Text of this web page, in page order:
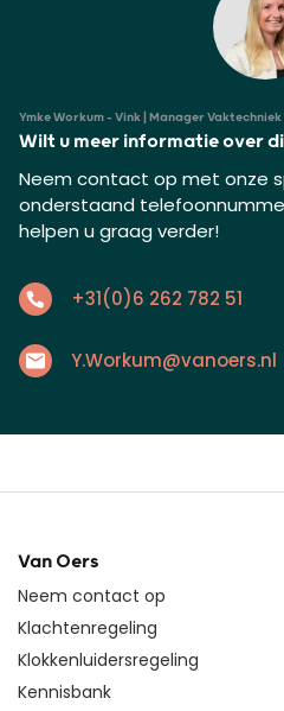
Ymke Workum - Vink | Manager Vaktechniek
Wilt u meer informatie over
Neem contact op met onze
onderstaand
helpen u graag verder!
+31(0)6 262 782 51
Y.Workum@vanoers.nl
Van Oers
Neem contact op
Klachtenregeling
Klokkenluidersregeling
Kennisbank